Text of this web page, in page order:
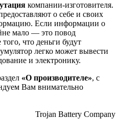
компании-изготовителя.
о себе и своих
Если информации о
мало — это повод
что деньги будут
легко может вывести
и электронику.
«О производителе», с
Вам внимательно
Trojan Battery Company